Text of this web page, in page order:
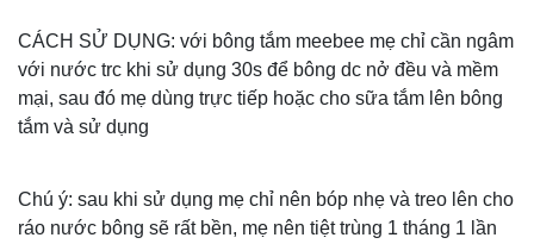
CÁCH SỬ DỤNG: với bông tắm meebee mẹ chỉ cần ngâm
với nước trc khi sử dụng 30s để bông dc nở đều và mềm
mại, sau đó mẹ dùng trực tiếp hoặc cho sữa tắm lên bông
tắm và sử dụng
Chú ý: sau khi sử dụng mẹ chỉ nên bóp nhẹ và treo lên cho
ráo nước bông sẽ rất bền, mẹ nên tiệt trùng 1 tháng 1 lần